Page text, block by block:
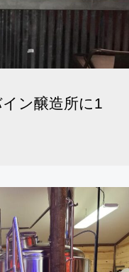
ン醸造所に1